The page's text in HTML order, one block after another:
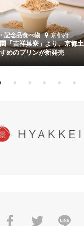
に揺れる現代。本作は「
か」と、彼らが命をかけ
いかける。戦後80年、戦
の価値を未来に繋ぐ作品
きたい。
記念品食べ物 京都府
「吉祥菓寮」より、京都
めのプリンが新発売